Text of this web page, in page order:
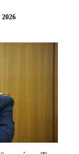
2026